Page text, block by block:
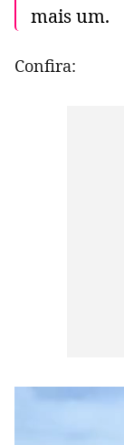
mais um.
Confira: